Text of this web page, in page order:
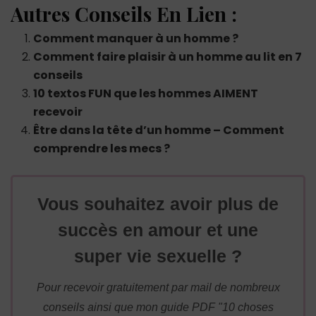
Autres Conseils En Lien :
Comment manquer à un homme ?
Comment faire plaisir à un homme au lit en 7
conseils
10 textos FUN que les hommes AIMENT
recevoir
Être dans la tête d’un homme – Comment
comprendre les mecs ?
Vous souhaitez avoir plus de
succès en amour et une
super vie sexuelle ?
Pour recevoir gratuitement par mail de nombreux
conseils ainsi que mon guide PDF "10 choses